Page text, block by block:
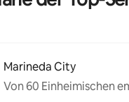
Marineda City
Von 60 Einheimischen